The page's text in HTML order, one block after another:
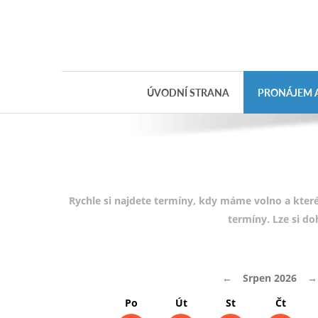
ÚVODNÍ STRANA PRONÁJEM
Rychle si najdete termíny, kdy máme volno a
termíny. Lze si
← Srpen 2026
→
Po
Út St Čt
poukazu